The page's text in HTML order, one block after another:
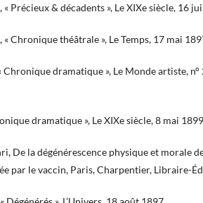
« Précieux & décadents », Le XIXe siècle, 16
« Chronique théâtrale », Le Temps, 17 mai
Chronique dramatique », Le Monde artiste, n°
dramatique », Le XIXe siècle, 8 mai 1899
De la dégénérescence physique et morale de
par le vaccin, Paris, Charpentier, Libraire-